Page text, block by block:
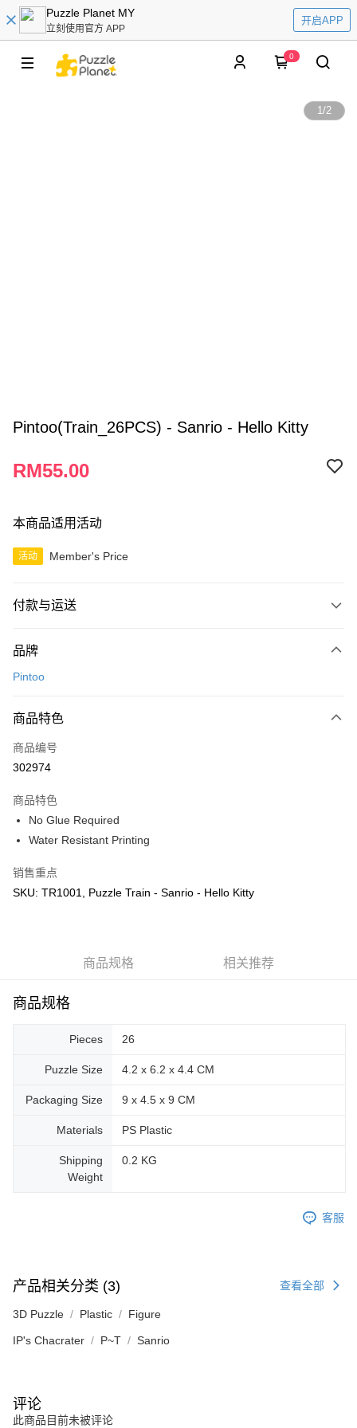
Puzzle Planet MY
立刻使用官方 APP
开启APP
0
1/2
Pintoo(Train_26PCS) - Sanrio - Hello Kitty
RM55.00
本商品适用活动
活动 Member's Price
付款与运送
信用卡一次付清
相关说明
只有马来亚银行、联昌国际银行、大众银行、兴业银行、香港隆丰银行、伊
斯兰银行、AmBank、BSN Bank
Boost
GrabPay
运送方式
品牌
Pintoo
商品特色
商品编号
302974
商品特色
No Glue Required
Water Resistant Printing
销售重点
SKU: TR1001, Puzzle Train - Sanrio - Hello Kitty
商品规格 相关推荐
商品规格
Pieces 26
Puzzle Size 4.2 x 6.2 x 4.4 CM
Packaging Size 9 x 4.5 x 9 CM
Materials PS Plastic
Shipping
Weight
0.2 KG
客服
产品相关分类 (3) 查看全部
3D Puzzle Plastic Figure
IP's Chacrater P~T Sanrio
评论
此商品目前未被评论